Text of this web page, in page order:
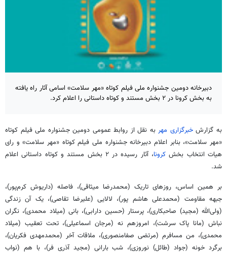
دبیرخانه دومین جشنواره ملی فیلم کوتاه «مهر سلامت» اسامی آثار راه ‌یافته
به بخش کرونا در ۲ بخش مستند و کوتاه داستانی را اعلام کرد.
به گزارشخبرگزاری مهربه نقل از روابط عمومی دومین جشنواره ملی فیلم کوتاه
«مهر سلامت»، بنابر اعلام دبیرخانه جشنواره ملی فیلم کوتاه «مهر سلامت» و رای
هیات انتخاب بخش کرونا
، آثار رسیده در ۲ بخش مستند و کوتاه داستانی اعلام
شد.
بر همین اساس، روزهای تاریک (محمدرضا میثاقی)، فاصله (داریوش کرم‌پور)،
جبهه مقاومت (محمدعلی هاشم پور)، لالایی (علیرضا تقاصی)، یک آن زندگی
(ولی‌الله (مجید) صاحبکاری)، پرستار (حسین دارابی)، بانی (میلاد محمدی)، نگران
نباش(مانا پاک سرشت)، امروزهم نه (مرجان اسماعیلی)، تحت تعقیب (میلاد
محمدی)، من مسافرم (مرتضی صفامنصوری)، ملاقات آخر (محمدمهدی فکریان)،
برگرد خونه(جواد (طائل) نوروزی)، شب بارانی (مجید آذری فر)، با هم (نواب